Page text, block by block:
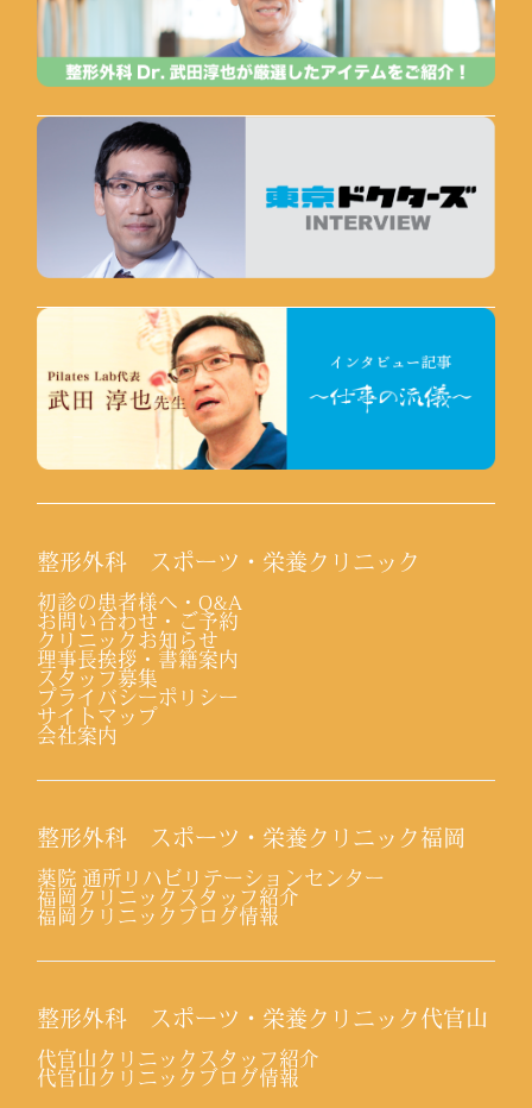
整形外科 スポーツ・栄養クリニック
初診の患者様へ・Q&A
お問い合わせ・ご予約
クリニックお知らせ
理事長挨拶・書籍案内
スタッフ募集
プライバシーポリシー
サイトマップ
会社案内
整形外科 スポーツ・栄養クリニック福岡
薬院 通所リハビリテーションセンター
福岡クリニックスタッフ紹介
福岡クリニックブログ情報
整形外科 スポーツ・栄養クリニック代官山
代官山クリニックスタッフ紹介
代官山クリニックブログ情報